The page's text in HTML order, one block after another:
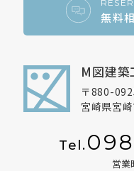
無料
M図建
〒880-
宮崎県宮
Tel.
営業